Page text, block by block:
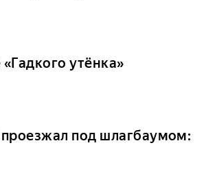
утёнка»
под шлагбаумом: